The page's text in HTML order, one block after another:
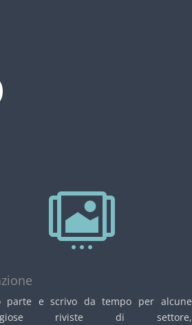

parte e scrivo da tempo per alcune
riviste di settore,